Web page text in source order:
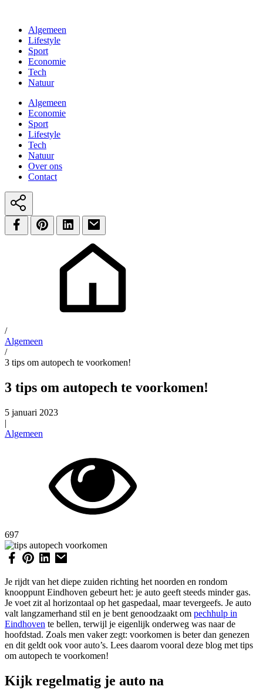
Algemeen
Lifestyle
Sport
Economie
Tech
Natuur
Algemeen
Economie
Sport
Lifestyle
Tech
Natuur
Over ons
Contact
/
Algemeen
/
3 tips om autopech te voorkomen!
3 tips om autopech te voorkomen!
5 januari 2023
|
Algemeen
697
Je rijdt van het diepe zuiden richting het noorden en rondom
knooppunt Eindhoven gebeurt het: je auto geeft steeds minder gas.
Je voet zit al horizontaal op het gaspedaal, maar tevergeefs. Je auto
valt langzamerhand stil en je bent genoodzaakt om pechhulp in
Eindhoven te bellen, terwijl je eigenlijk onderweg was naar de
hoofdstad. Zoals men vaker zegt: voorkomen is beter dan genezen
en dit geldt ook voor auto’s. Lees daarom vooral deze blog met tips
om autopech te voorkomen!
Kijk regelmatig je auto na